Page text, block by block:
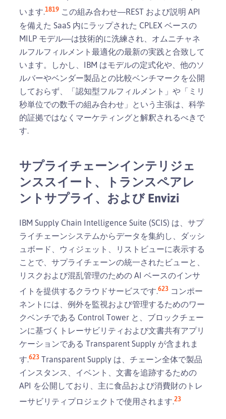
います.1819 この組み合わせ―REST および説明 API
を備えた SaaS 内にラップされた CPLEX ベースの
MILP モデル―は技術的に洗練され、オムニチャネ
ルフルフィルメント最適化の最新の実践と合致して
います。しかし、IBM はモデルの定式化や、他のソ
ルバーやベンダー製品との比較ベンチマークを公開
しておらず、「認知型フルフィルメント」や「ミリ
秒単位での数千の組み合わせ」という主張は、科学
的証拠ではなくマーケティングと解釈されるべきで
す.
サプライチェーンインテリジェ
ンススイート、トランスペアレ
ントサプライ、および Envizi
IBM Supply Chain Intelligence Suite (SCIS) は、サプ
ライチェーンシステムからデータを集約し、ダッシ
ュボード、ウィジェット、リストビューに表示する
ことで、サプライチェーンの統一されたビューと、
リスクおよび混乱管理のための AI ベースのインサ
イトを提供するクラウドサービスです.623 コンポー
ネントには、例外を監視および管理するためのワー
クベンチである Control Tower と、ブロックチェー
ンに基づくトレーサビリティおよび文書共有アプリ
ケーションである Transparent Supply が含まれま
す.623 Transparent Supply は、チェーン全体で製品
インスタンス、イベント、文書を追跡するための
API を公開しており、主に食品および消費財のトレ
ーサビリティプロジェクトで使用されます.23